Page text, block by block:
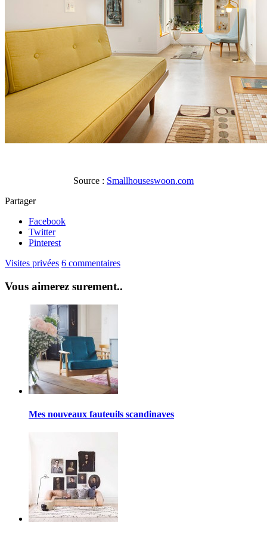
Source : Smallhouseswoon.com
Partager
Facebook
Twitter
Pinterest
Visites privées 6 commentaires
Vous aimerez surement..
Mes nouveaux fauteuils scandinaves